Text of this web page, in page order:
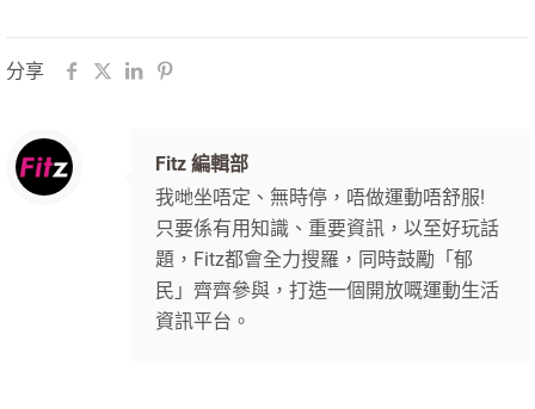
分享
Fitz 編輯部
我哋坐唔定、無時停，唔做運動唔舒服!
只要係有用知識、重要資訊，以至好玩話
題，Fitz都會全力搜羅，同時鼓勵「郁
民」齊齊參與，打造一個開放嘅運動生活
資訊平台。